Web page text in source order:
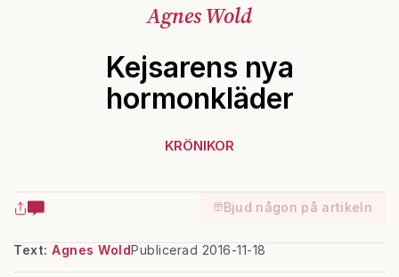
Agnes Wold
Kejsarens nya
hormonkläder
KRÖNIKOR
Bjud någon på artikeln
Text: Agnes WoldPublicerad 2016-11-18